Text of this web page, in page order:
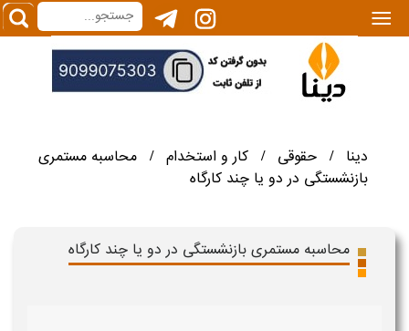
|||
دینا / حقوقی / کار و استخدام /
محاسبه مستمری
بازنشستگی در دو یا چند کارگاه
محاسبه مستمری بازنشستگی در دو یا چند کارگاه